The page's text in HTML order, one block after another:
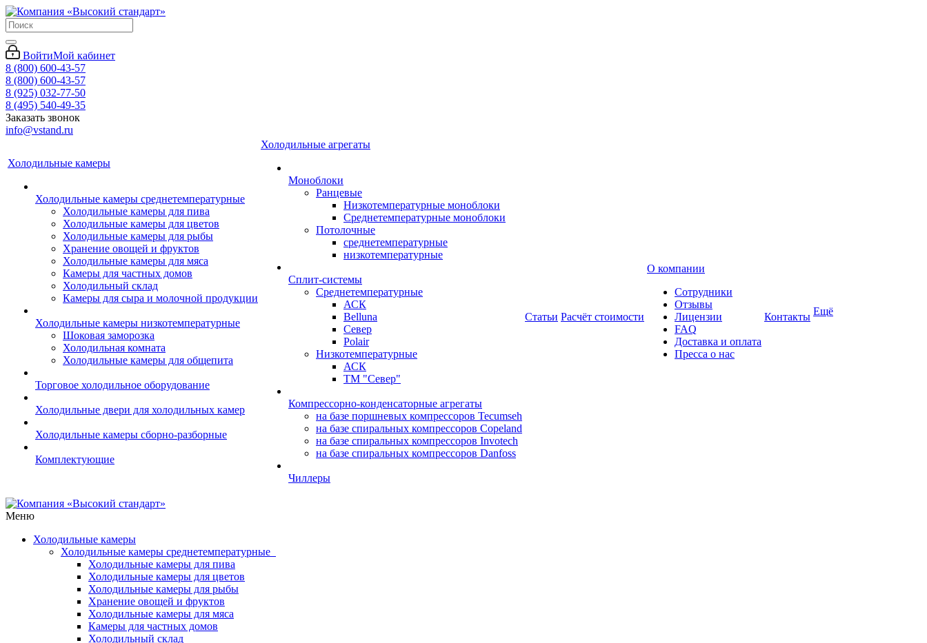
ВойтиМой кабинет
8 (800) 600-43-57
8 (800) 600-43-57
8 (925) 032-77-50
8 (495) 540-49-35
Заказать звонок
info@vstand.ru
Холодильные камеры
Холодильные камеры среднетемпературные
Холодильные камеры для пива
Холодильные камеры для цветов
Холодильные камеры для рыбы
Хранение овощей и фруктов
Холодильные камеры для мяса
Камеры для частных домов
Холодильный склад
Камеры для сыра и молочной продукции
Холодильные камеры низкотемпературные
Шоковая заморозка
Холодильная комната
Холодильные камеры для общепита
Торговое холодильное оборудование
Холодильные двери для холодильных камер
Холодильные камеры сборно-разборные
Комплектующие
Холодильные агрегаты
Моноблоки
Ранцевые
Низкотемпературные моноблоки
Среднетемпературные моноблоки
Потолочные
среднетемпературные
низкотемпературные
Сплит-системы
Среднетемпературные
АСК
Belluna
Север
Polair
Низкотемпературные
АСК
ТМ "Север"
Компрессорно-конденсаторные агрегаты
на базе поршневых компрессоров Tecumseh
на базе спиральных компрессоров Copeland
на базе спиральных компрессоров Invotech
на базе спиральных компрессоров Danfoss
Чиллеры
Статьи Расчёт стоимости
О компании
Сотрудники
Отзывы
Лицензии
FAQ
Доставка и оплата
Пресса о нас
Контакты Ещё
Меню
Холодильные камеры
Холодильные камеры среднетемпературные
Холодильные камеры для пива
Холодильные камеры для цветов
Холодильные камеры для рыбы
Хранение овощей и фруктов
Холодильные камеры для мяса
Камеры для частных домов
Холодильный склад